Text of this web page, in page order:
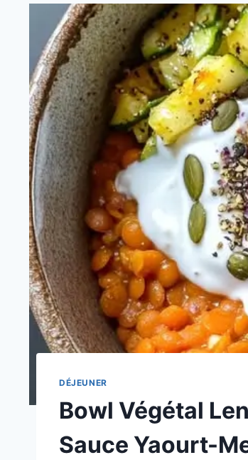
DÉJEUNER
Bowl Végétal
Sauce Yaourt-